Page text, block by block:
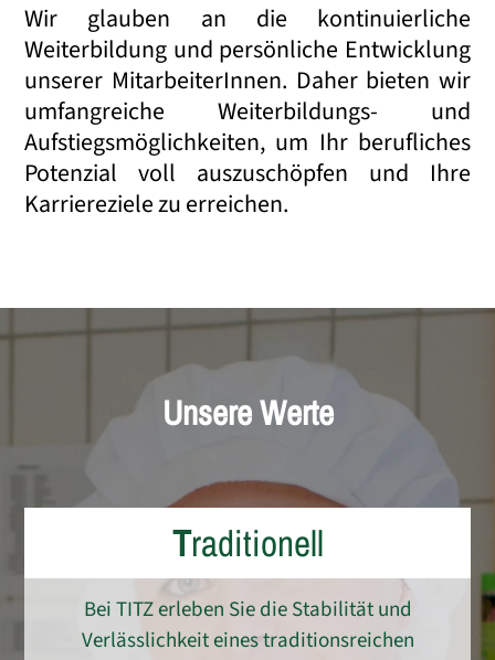
Wir glauben an die kontinuierliche
Weiterbildung und persönliche Entwicklung
unserer MitarbeiterInnen. Daher bieten wir
umfangreiche Weiterbildungs- und
Aufstiegsmöglichkeiten, um Ihr berufliches
Potenzial voll auszuschöpfen und Ihre
Karriereziele zu erreichen.
Unsere Werte
Traditionell
Bei TITZ erleben Sie die Stabilität und
Verlässlichkeit eines traditionsreichen